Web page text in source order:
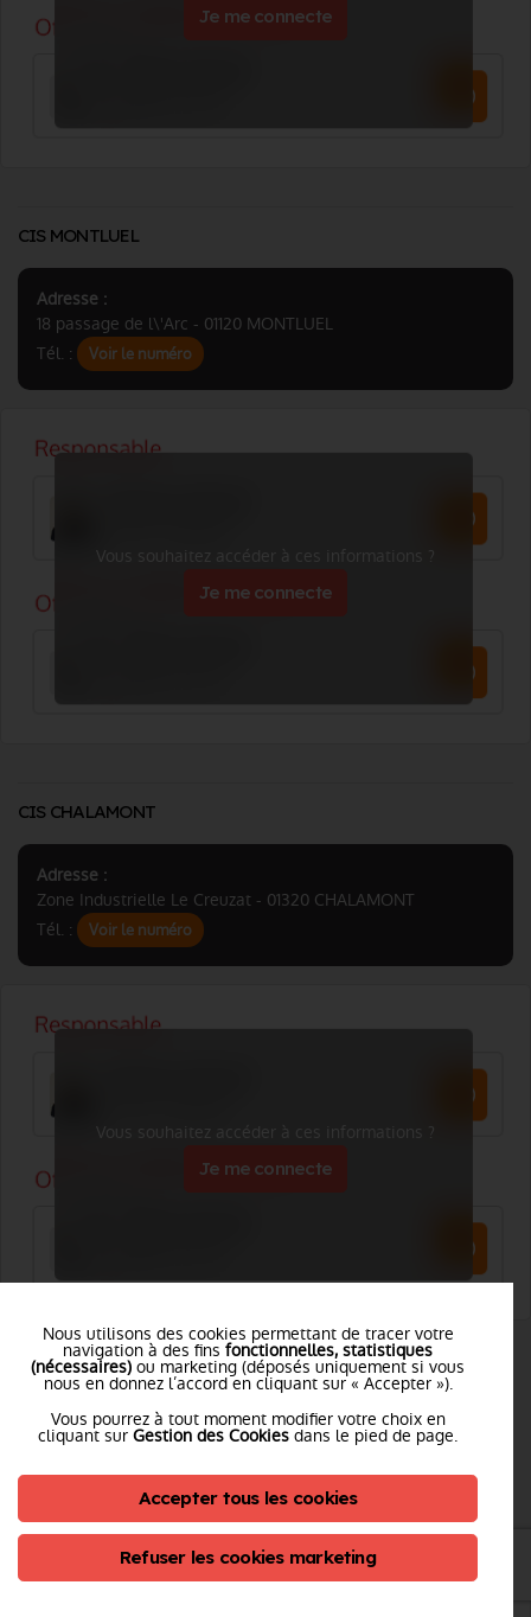
Je me connecte
CIS MONTLUEL
Adresse :
18 passage de l\'Arc - 01120 MONTLUEL
Tél. :
Voir le numéro
Vous souhaitez accéder à ces informations ?
Je me connecte
CIS CHALAMONT
Adresse :
Zone Industrielle Le Creuzat - 01320 CHALAMONT
Tél. :
Voir le numéro
Vous souhaitez accéder à ces informations ?
Je me connecte
CIS MEXIMIEUX-PEROUGES
Adresse :
20 Avenue du Docteur Boyer - 01800 MEXIMIEUX /
Tél. : Voir le numéro
Nous utilisons des cookies permettant de tracer votre
navigation à des fins fonctionnelles, statistiques
(nécessaires) ou marketing (déposés uniquement si vous
nous en donnez l’accord en cliquant sur « Accepter »).
Vous pourrez à tout moment modifier votre choix en
cliquant sur Gestion des Cookies dans le pied de page.
Accepter tous les cookies
Refuser les cookies marketing